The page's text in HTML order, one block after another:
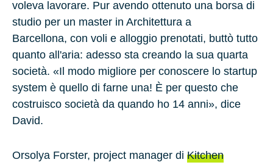
voleva lavorare. Pur avendo ottenuto una borsa di
studio per un master in Architettura a
Barcellona, con voli e alloggio prenotati, buttò tutto
quanto all'aria: adesso sta creando la sua quarta
società. «Il modo migliore per conoscere lo startup
system è quello di farne una! È per questo che
costruisco società da quando ho 14 anni», dice
David.
Orsolya Forster, project manager di Kitchen